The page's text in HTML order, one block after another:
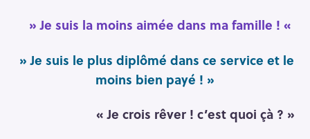
» Je suis la moins aimée dans ma famille ! «
» Je suis le plus diplômé dans ce service et le
moins bien payé ! »
« Je crois rêver ! c’est quoi çà ? »